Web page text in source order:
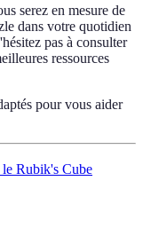
serez en mesure de
dans votre quotidien
pas à consulter
ressources
pour vous aider
le Rubik's Cube